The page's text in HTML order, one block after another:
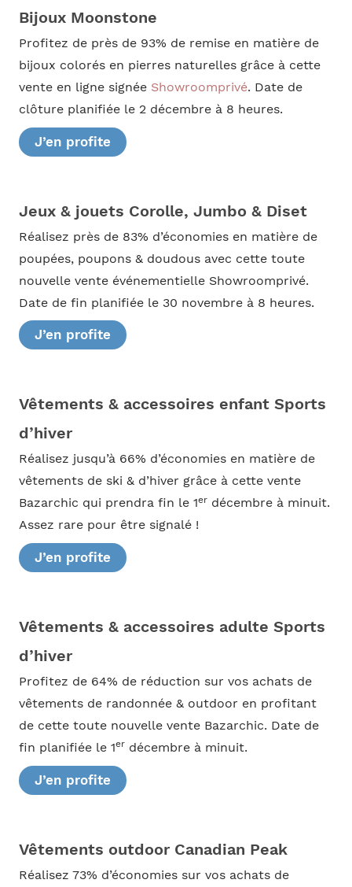
Bijoux Moonstone
Profitez de près de 93% de remise en matière de
bijoux colorés en pierres naturelles grâce à cette
vente en ligne signée Showroomprivé. Date de
clôture planifiée le 2 décembre à 8 heures.
J’en profite
Jeux & jouets Corolle, Jumbo & Diset
Réalisez près de 83% d’économies en matière de
poupées, poupons & doudous avec cette toute
nouvelle vente événementielle Showroomprivé.
Date de fin planifiée le 30 novembre à 8 heures.
J’en profite
Vêtements & accessoires enfant Sports
d’hiver
Réalisez jusqu’à 66% d’économies en matière de
vêtements de ski & d’hiver grâce à cette vente
Bazarchic qui prendra fin le 1erdécembre à minuit.
Assez rare pour être signalé !
J’en profite
Vêtements & accessoires adulte Sports
d’hiver
Profitez de 64% de réduction sur vos achats de
vêtements de randonnée & outdoor en profitant
de cette toute nouvelle vente Bazarchic. Date de
fin planifiée le 1erdécembre à minuit.
J’en profite
Vêtements outdoor Canadian Peak
Réalisez 73% d’économies sur vos achats de